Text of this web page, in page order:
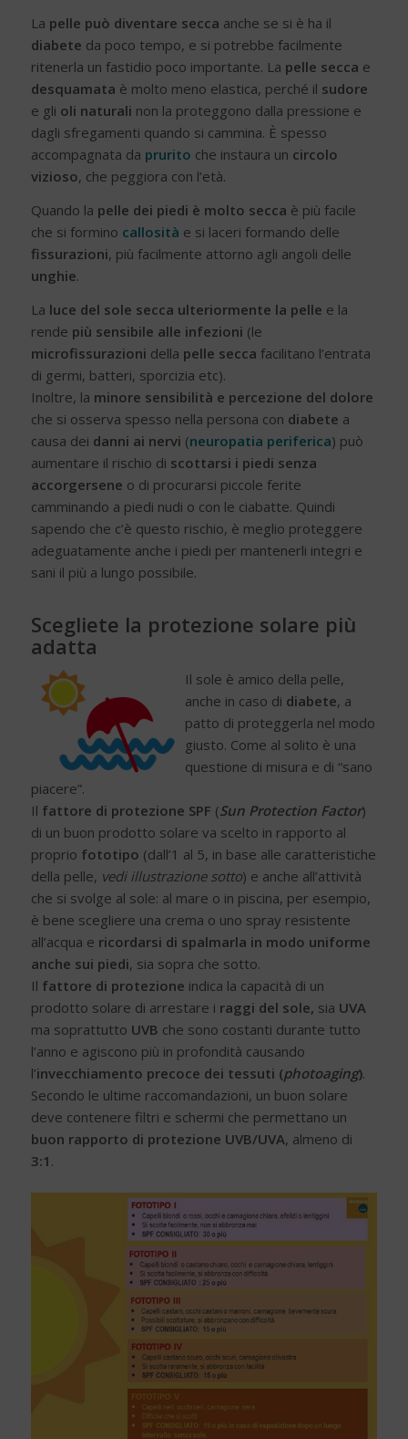
La pelle può diventare secca anche se si è ha il
diabete da poco tempo, e si potrebbe facilmente
ritenerla un fastidio poco importante. La pelle secca e
desquamata è molto meno elastica, perché il sudore
e gli oli naturali non la proteggono dalla pressione e
dagli sfregamenti quando si cammina. È spesso
accompagnata da prurito che instaura un circolo
vizioso, che peggiora con l’età.
Quando la pelle dei piedi è molto secca è più facile
che si formino callosità e si laceri formando delle
fissurazioni, più facilmente attorno agli angoli delle
unghie.
La luce del sole secca ulteriormente la pelle e la
rende più sensibile alle infezioni (le
microfissurazioni della pelle secca facilitano l’entrata
di germi, batteri, sporcizia etc).
Inoltre, la minore sensibilità e percezione del dolore
che si osserva spesso nella persona con diabete a
causa dei danni ai nervi (neuropatia periferica) può
aumentare il rischio di scottarsi i piedi senza
accorgersene o di procurarsi piccole ferite
camminando a piedi nudi o con le ciabatte. Quindi
sapendo che c’è questo rischio, è meglio proteggere
adeguatamente anche i piedi per mantenerli integri e
sani il più a lungo possibile.
Scegliete la protezione solare più
adatta
Il sole è amico della pelle,
anche in caso di diabete, a
patto di proteggerla nel modo
giusto. Come al solito è una
questione di misura e di “sano
piacere”.
Il fattore di protezione SPF (Sun Protection Factor)
di un buon prodotto solare va scelto in rapporto al
proprio fototipo (dall’1 al 5, in base alle caratteristiche
della pelle, vedi illustrazione sotto) e anche all’attività
che si svolge al sole: al mare o in piscina, per esempio,
è bene scegliere una crema o uno spray resistente
all’acqua e ricordarsi di spalmarla in modo uniforme
anche sui piedi, sia sopra che sotto.
Il fattore di protezione indica la capacità di un
prodotto solare di arrestare i raggi del sole, sia UVA
ma soprattutto UVB che sono costanti durante tutto
l’anno e agiscono più in profondità causando
l’invecchiamento precoce dei tessuti (photoaging).
Secondo le ultime raccomandazioni, un buon solare
deve contenere filtri e schermi che permettano un
buon rapporto di protezione UVB/UVA, almeno di
3:1 .